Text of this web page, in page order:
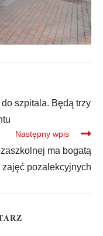
szpitala. Będą trzy
Następny wpis
ma bogatą
zajęć pozalekcyjnych